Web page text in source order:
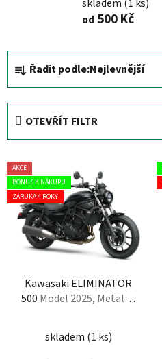
skladem (1 ks)
od 500 Kč
Ř
a
z
p
r
o
Řadit podle:Nejlevnější
OTEVŘÍT FILTR
V
ý
p
AKCE
BONUS K NÁKUPU
ZÁRUKA 4 ROKY
Kawasaki ELIMINATOR
500 Model 2025, Metallic
skladem (1 ks)